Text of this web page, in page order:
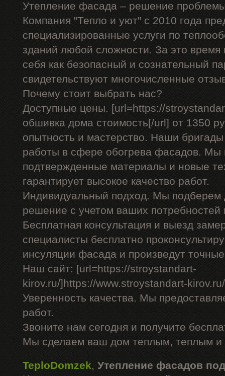
Утепление фасада – решение
Компания "Тепло и уют" с 2010 года
специализированные услуги по
зданий любой сложности. За это
себя как безопасный и сознательный
свидетельствуют многочисленные
Почему стоит выбрать нас?
Доступные цены. [url=https://
обшивка дома стоимость[/url] от 1350
опытность и мастерство. Наши
работы в сфере обогрева фасадов. Мы
подтвержденные материалы и новые
гарантирует высокое качество работ.
Индивидуальный подход. Мы подберем
решение с учетом ваших
Бесплатная консультация и выезд
специалисты бесплатно
инсуляции фасада и произведут
Наш сайт: [url=https://stroystandart-
kirov.ru/]https://www.stroystandart-
Уверенность качества. Мы
работ.
Звоните нам сегодня и получите
Мы сделаем ваш дом теплым, теплым и
TeploDomzek, Утепление фасадов под